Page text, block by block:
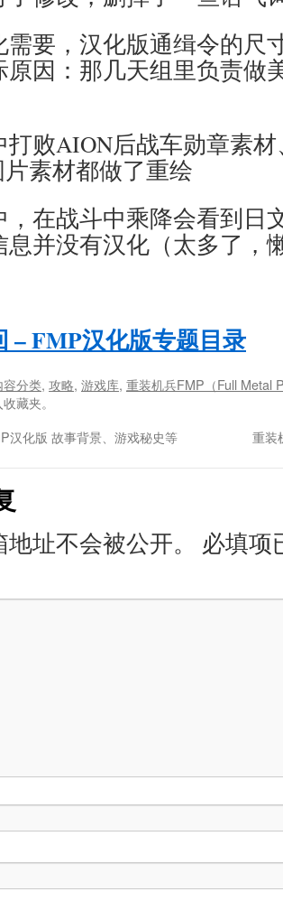
需要，汉化版通缉令的尺
原因：那几天组里负责做
打败AION后战车勋章素
片素材都做了重绘
，在战斗中乘降会看到日
息并没有汉化（太多了，
– FMP汉化版专题目录
容分类, 攻略, 游戏库, 重装机兵FMP（Full Metal
藏夹。
汉化版 故事背景、游戏秘史等 重装
址不会被公开。 必填项